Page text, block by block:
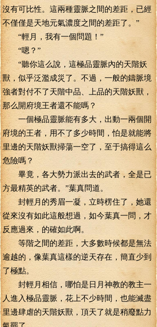
沒有可比性。這兩種靈脈之間的差距，已經
不僅僅是天地元氣濃度之間的差距了。”
“輕月，我有一個問題！”
“嗯？”
“聽你這么說，這極品靈脈內的天階妖
獸，似乎泛濫成災了。不過，一般的鑄脈境
強者對付不了天階中品、上品的天階妖獸，
那么開府境王者還不能嗎？
一個極品靈脈能有多大，出動一兩個開
府境的王者，用不了多少時間，怕是就能將
里邊的天階妖獸掃蕩一空了，至于搞得這么
危險嗎？
畢竟，各大勢力派出去的武者，全是已
方最精英的武者。”葉真問道。
封輕月的秀眉一凝，立時楞住了，她還
從來沒有如此這般想過，如今葉真一問，才
反應過來，的確如此啊。
等階之間的差距，大多數時候都是無法
逾越的，像葉真這樣的逆天存在，簡直少到
了極點。
封輕月相信，哪怕是日月神教的教主一
人進入極品靈脈，花上不少時間，也能滅盡
里邊肆虐的天階妖獸，頂天了就是稍廢點力